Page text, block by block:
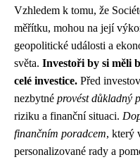
Vzhledem k tomu, že
měřítku, mohou na její
geopolitické události a
světa. Investoři by si měli
celé investice. Před
nezbytné provést důkladný
riziku a finanční situaci.
finančním poradcem, který
personalizované rady a